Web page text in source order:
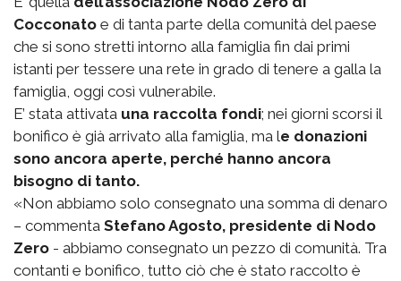
Cocconato e di tanta parte della comunità del paese
che si sono stretti intorno alla famiglia fin dai primi
istanti per tessere una rete in grado di tenere a galla la
famiglia, oggi così vulnerabile.
E’ stata attivata una raccolta fondi; nei giorni scorsi il
bonifico è già arrivato alla famiglia, ma le donazioni
sono ancora aperte, perché hanno ancora
bisogno di tanto.
«Non abbiamo solo consegnato una somma di denaro
– commenta Stefano Agosto, presidente di Nodo
Zero - abbiamo consegnato un pezzo di comunità. Tra
contanti e bonifico, tutto ciò che è stato raccolto è